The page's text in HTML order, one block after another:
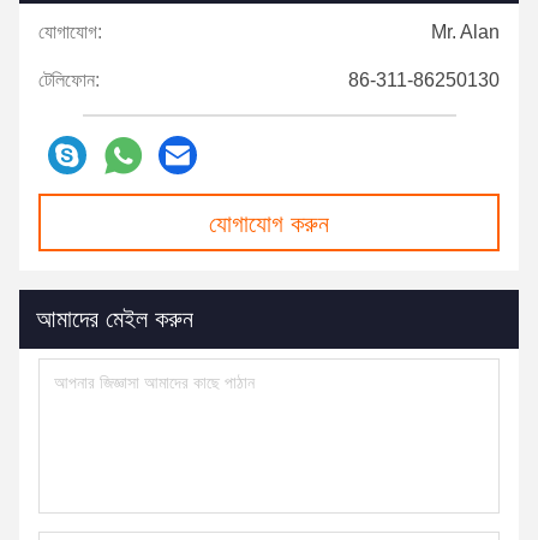
যোগাযোগ: Mr. Alan
টেলিফোন: 86-311-86250130
যোগাযোগ করুন
আমাদের মেইল ​​করুন